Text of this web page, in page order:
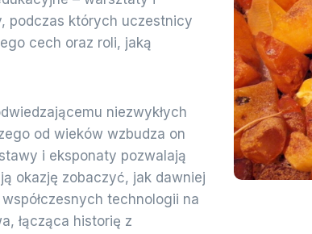
podczas których uczestnicy
cech oraz roli, jaką
niezwykłych
od wieków wzbudza on
i eksponaty pozwalają
okazję zobaczyć, jak dawniej
technologii na
łącząca historię z